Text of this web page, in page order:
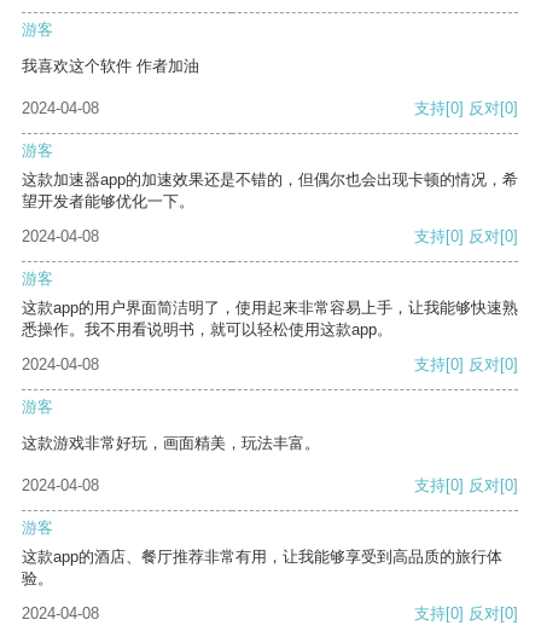
游客
我喜欢这个软件 作者加油
2024-04-08 支持[0] 反对[0]
游客
这款加速器app的加速效果还是不错的，但偶尔也会出现卡顿的情况，希
望开发者能够优化一下。
2024-04-08
支持[0] 反对[0]
游客
这款app的用户界面简洁明了，使用起来非常容易上手，让我能够快速熟
悉操作。我不用看说明书，就可以轻松使用这款app。
2024-04-08
支持[0] 反对[0]
游客
这款游戏非常好玩，画面精美，玩法丰富。
2024-04-08 支持[0] 反对[0]
游客
这款app的酒店、餐厅推荐非常有用，让我能够享受到高品质的旅行体
验。
2024-04-08
支持[0] 反对[0]